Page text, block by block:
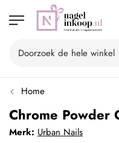
Home
Chrome Powder
Merk: Urban Nails